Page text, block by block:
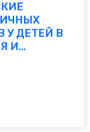
ДЕТЕЙ В
И...